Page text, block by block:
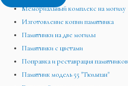
Мемориальный комплекс на могилу
Изготовление копии памятника
Памятники на две могилы
Памятники с цветами
Поправка и реставрация памятников
Памятник модель 55 "Тюльпан"